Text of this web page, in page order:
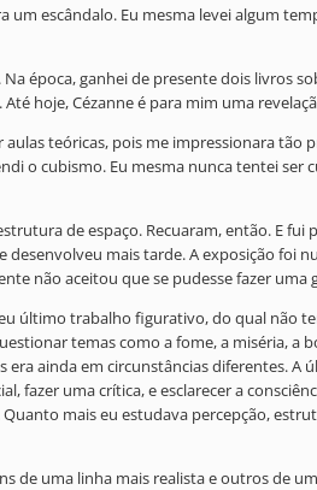
escândalo. Eu mesma levei algum
época, ganhei de presente dois livros
hoje, Cézanne é para mim uma
teóricas, pois me impressionara
o cubismo. Eu mesma nunca tentei
de espaço. Recuaram, então. E fui
mais tarde. A exposição foi
não aceitou que se pudesse fazer
último trabalho figurativo, do qual não
temas como a fome, a miséria,
ainda em circunstâncias diferentes. A
uma crítica, e esclarecer a
mais eu estudava percepção,
uma linha mais realista e outros de